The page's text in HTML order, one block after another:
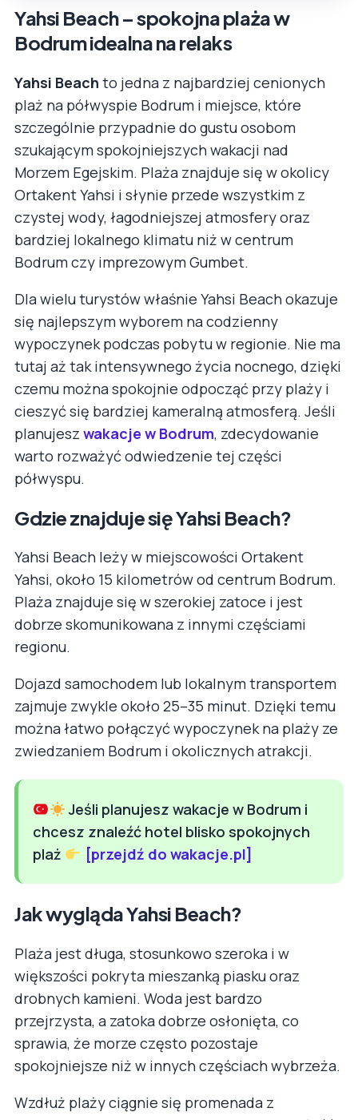
Yahsi Beach – spokojna plaża w
Bodrum idealna na relaks
Yahsi Beach to jedna z najbardziej cenionych
plaż na półwyspie Bodrum i miejsce, które
szczególnie przypadnie do gustu osobom
szukającym spokojniejszych wakacji nad
Morzem Egejskim. Plaża znajduje się w okolicy
Ortakent Yahsi i słynie przede wszystkim z
czystej wody, łagodniejszej atmosfery oraz
bardziej lokalnego klimatu niż w centrum
Bodrum czy imprezowym Gumbet.
Dla wielu turystów właśnie Yahsi Beach okazuje
się najlepszym wyborem na codzienny
wypoczynek podczas pobytu w regionie. Nie ma
tutaj aż tak intensywnego życia nocnego, dzięki
czemu można spokojnie odpocząć przy plaży i
cieszyć się bardziej kameralną atmosferą. Jeśli
planujesz wakacje w Bodrum, zdecydowanie
warto rozważyć odwiedzenie tej części
półwyspu.
Gdzie znajduje się Yahsi Beach?
Yahsi Beach leży w miejscowości Ortakent
Yahsi, około 15 kilometrów od centrum Bodrum.
Plaża znajduje się w szerokiej zatoce i jest
dobrze skomunikowana z innymi częściami
regionu.
Dojazd samochodem lub lokalnym transportem
zajmuje zwykle około 25–35 minut. Dzięki temu
można łatwo połączyć wypoczynek na plaży ze
zwiedzaniem Bodrum i okolicznych atrakcji.
Jeśli planujesz wakacje w Bodrum i
chcesz znaleźć hotel blisko spokojnych
plaż
[przejdź do wakacje.pl]
Jak wygląda Yahsi Beach?
Plaża jest długa, stosunkowo szeroka i w
większości pokryta mieszanką piasku oraz
drobnych kamieni. Woda jest bardzo
przejrzysta, a zatoka dobrze osłonięta, co
sprawia, że morze często pozostaje
spokojniejsze niż w innych częściach wybrzeża.
Wzdłuż plaży ciągnie się promenada z